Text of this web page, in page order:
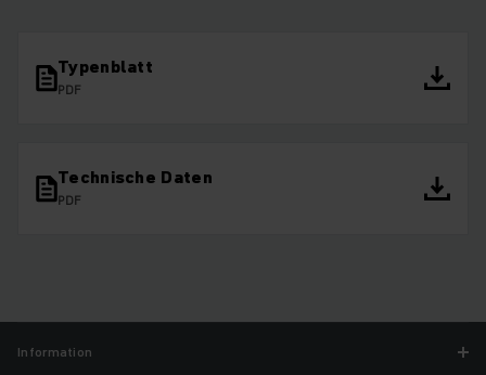
Typenblatt
PDF
Technische Daten
PDF
Information